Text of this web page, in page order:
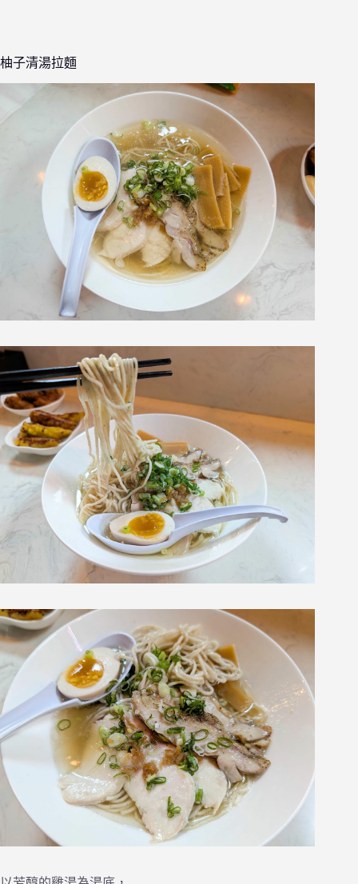
柚子清湯拉麵